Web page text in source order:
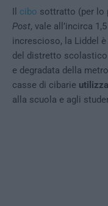
Il cibo sottratto (per lo
Post, vale all’incirca
increscioso, la Liddel
del distretto scolastico
e degradata della
casse di cibarie
alla scuola e agli